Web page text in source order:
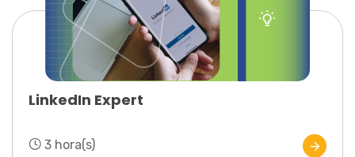
LinkedIn Expert
3 hora(s)